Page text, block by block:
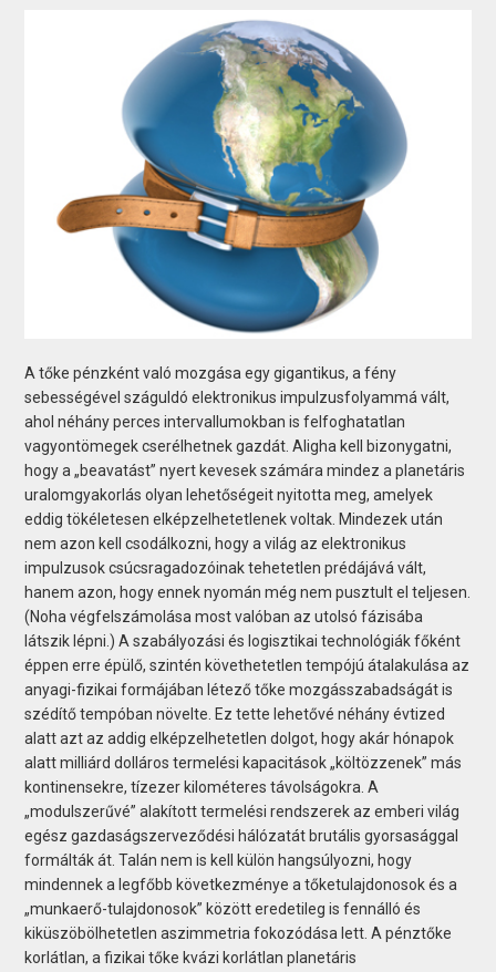
A tőke pénzként való mozgása egy gigantikus, a fény
sebességével száguldó elektronikus impulzusfolyammá vált,
ahol néhány perces intervallumokban is felfoghatatlan
vagyontömegek cserélhetnek gazdát. Aligha kell bizonygatni,
hogy a „beavatást” nyert kevesek számára mindez a planetáris
uralomgyakorlás olyan lehetőségeit nyitotta meg, amelyek
eddig tökéletesen elképzelhetetlenek voltak. Mindezek után
nem azon kell csodálkozni, hogy a világ az elektronikus
impulzusok csúcsragadozóinak tehetetlen prédájává vált,
hanem azon, hogy ennek nyomán még nem pusztult el teljesen.
(Noha végfelszámolása most valóban az utolsó fázisába
látszik lépni.) A szabályozási és logisztikai technológiák főként
éppen erre épülő, szintén követhetetlen tempójú átalakulása az
anyagi-fizikai formájában létező tőke mozgásszabadságát is
szédítő tempóban növelte. Ez tette lehetővé néhány évtized
alatt azt az addig elképzelhetetlen dolgot, hogy akár hónapok
alatt milliárd dolláros termelési kapacitások „költözzenek” más
kontinensekre, tízezer kilométeres távolságokra. A
„modulszerűvé” alakított termelési rendszerek az emberi világ
egész gazdaságszerveződési hálózatát brutális gyorsasággal
formálták át. Talán nem is kell külön hangsúlyozni, hogy
mindennek a legfőbb következménye a tőketulajdonosok és a
„munkaerő-tulajdonosok” között eredetileg is fennálló és
kiküszöbölhetetlen aszimmetria fokozódása lett. A pénztőke
korlátlan, a fizikai tőke kvázi korlátlan planetáris